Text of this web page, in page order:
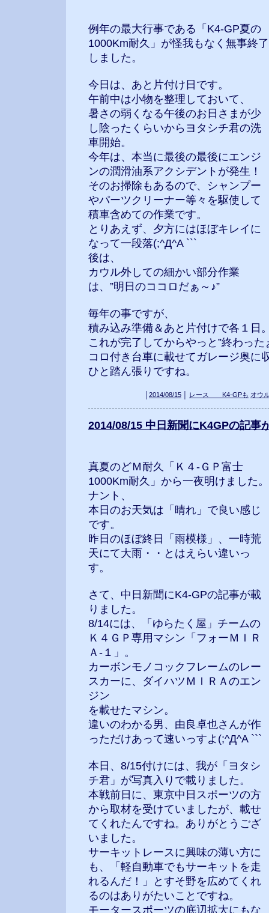
例年の最大行事である「K4-GP夏の
1000Km耐久」が怪我もなく無事終了
しました。
今日は、あと片付け日です。
午前中は小物を整理しておいて、
暑さの弱くなる午後のお日さまが少
し陰ったくらいからヨタシチ君の洗
車開始。
今年は、本当に最後の最後にエンジ
ンの潤滑油系アクシデントが発生！
そのお掃除もあるので、シャンプー
やパーツクリーナー等々を駆使して
積車含めての作業です。
とりあえず、夕方にはほぼキレイに
なって一段落(;^Д^A ```
後は、
カウル外しての細かい部分作業
は、”明日のココロだぁ～♪”
毎年の事ですが、
積み込み準備＆あと片付けで各１日
これが完了してからやっと”終わった
コロ付き台車に載せてガレージ奥に
ひと踏ん張りですね。
2014/08/15 レース K4-GPも オウ
2014/08/15 中日新聞にK4GPの記事
真夏のどＭ耐久「Ｋ４-ＧＰ富士
1000Km耐久」から一夜明けました。
ナント、
本日のお天気は「晴れ」で良い感じ
です。
昨日のほぼ終日「雨模様」、一時荒
天にて大雨・・とはえらい違いっ
す。
さて、中日新聞にK4-GPの記事が載
りました。
8/14には、「ゆらたく屋」チームの
Ｋ４ＧＰ専用マシン「フォーＭＩＲ
Ａ-１」。
カーボンモノコックフレームのレー
スカーに、ダイハツＭＩＲＡのエン
ジン
を載せたマシン。
違いのわかる男、由良卓也さんが作
っただけあって速いっすよ(;^Д^A ```
本日、8/15付けには、我が「ヨタシ
チ君」が写真入りで載りました。
本戦前日に、東京中日スポーツの方
から取材を受けていましたが、載せ
てくれたんですね。ありがとうござ
いました。
サーキットレースに興味の薄い方に
も、「軽自動車でもサーキットを走
れるんだ！」とすそ野を広めてくれ
るのはありがたいことですね。
モータースポーツの底辺拡大にもな